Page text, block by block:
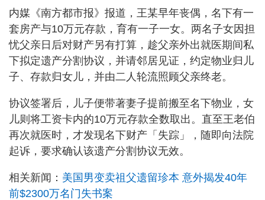
内媒《南方都市报》报道，王某早年丧偶，名下有一
套房产与10万元存款，育有一子一女。两名子女因担
忧父亲日后对财产另有打算，趁父亲外出就医期间私
下拟定遗产分割协议，并请邻居见证，约定物业归儿
子、存款归女儿，并由二人轮流照顾父亲终老。
协议签署后，儿子便带著妻子提前搬至名下物业，女
儿则将工资卡内的10万元存款全数取出。直至王老伯
再次就医时，才发现名下财产「失踪」，随即向法院
起诉，要求确认该遗产分割协议无效。
相关新闻： 美国男变卖祖父遗留珍本 意外揭发40年
前$2300万名门失书案